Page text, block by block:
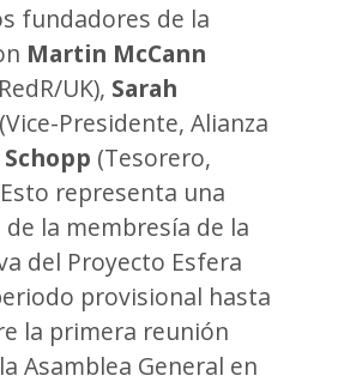
fundadores de la
Martin McCann
UK), Sarah
(Vice-Presidente, Alianza
(Tesorero,
representa una
la membresía de la
del Proyecto Esfera
provisional hasta
la primera reunión
Asamblea General en